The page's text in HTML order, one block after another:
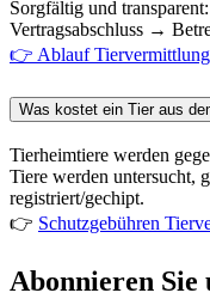
Sorgfältig und
Vertragsabschluss →
👉 Ablauf Tiervermittlung
Was kostet ein Tier aus
Tierheimtiere werden
Tiere werden untersucht,
registriert/gechipt.
👉 Schutzgebühren
Abonnieren Sie